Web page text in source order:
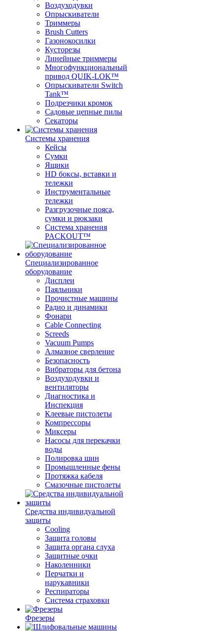
Воздуходувки
Опрыскиватели
Триммеры
Brush Cutters
Газонокосилки
Кусторезы
Линейные триммеры
Многофункциональный
привод QUIK-LOK™
Опрыскиватели Switch
Tank™
Подрезчики кромок
Садовые цепные пилы
Секаторы
Системы хранения
Кейсы
Сумки
Ящики
HD боксы, вставки и
тележки
Инструментальные
тележки
Разгрузочные пояса,
сумки и рюкзаки
Система хранения
PACKOUT™
Специализированное
оборудование
Дисплеи
Паяльники
Прочистные машины
Радио и динамики
Фонари
Cable Connecting
Screeds
Vacuum Pumps
Алмазное сверление
Безопасность
Вибраторы для бетона
Воздуходувки и
вентиляторы
Диагностика и
Инспекция
Клеевые пистолеты
Компрессоры
Миксеры
Насосы для перекачки
воды
Полировка шин
Промышленные фены
Протяжка кабеля
Смазочные пистолеты
Средства индивидуальной
защиты
Cooling
Защита головы
Защита органа слуха
Защитные очки
Наколенники
Перчатки и
нарукавники
Респираторы
Система страховки
Фрезеры